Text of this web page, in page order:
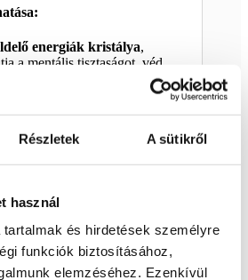
Részletek A sütikről
használ
és hirdetések személyre
funkciók biztosításához,
elemzéséhez. Ezenkívül
energiák kristálya,
a mentális tisztaságot, véd
Föld energiáihoz. Emellett
akik különleges
akik védelemre, erős
és tisztánlátásra vágynak